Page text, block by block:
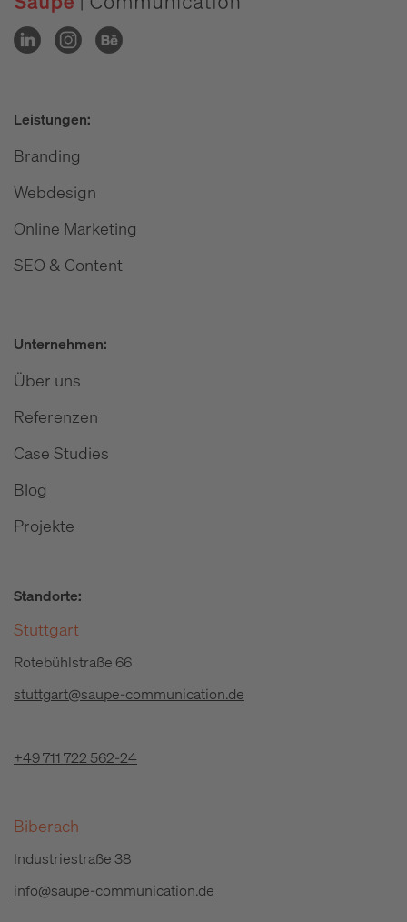
Leistungen:
Branding
Webdesign
Online Marketing
SEO & Content
Unternehmen:
Über uns
Referenzen
Case Studies
Blog
Projekte
Standorte:
Stuttgart
Rotebühlstraße 66
stuttgart@saupe-communication.de
+49 711 722 562-24
Biberach
Industriestraße 38
info@saupe-communication.de